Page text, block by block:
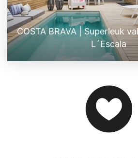
COSTA BRAVA | Superleuk
L´Escala